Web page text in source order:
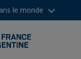
le monde